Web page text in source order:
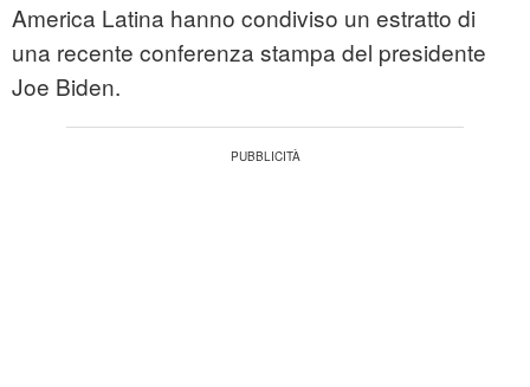
America Latina hanno condiviso un estratto di
una recente conferenza stampa del presidente
Joe Biden.